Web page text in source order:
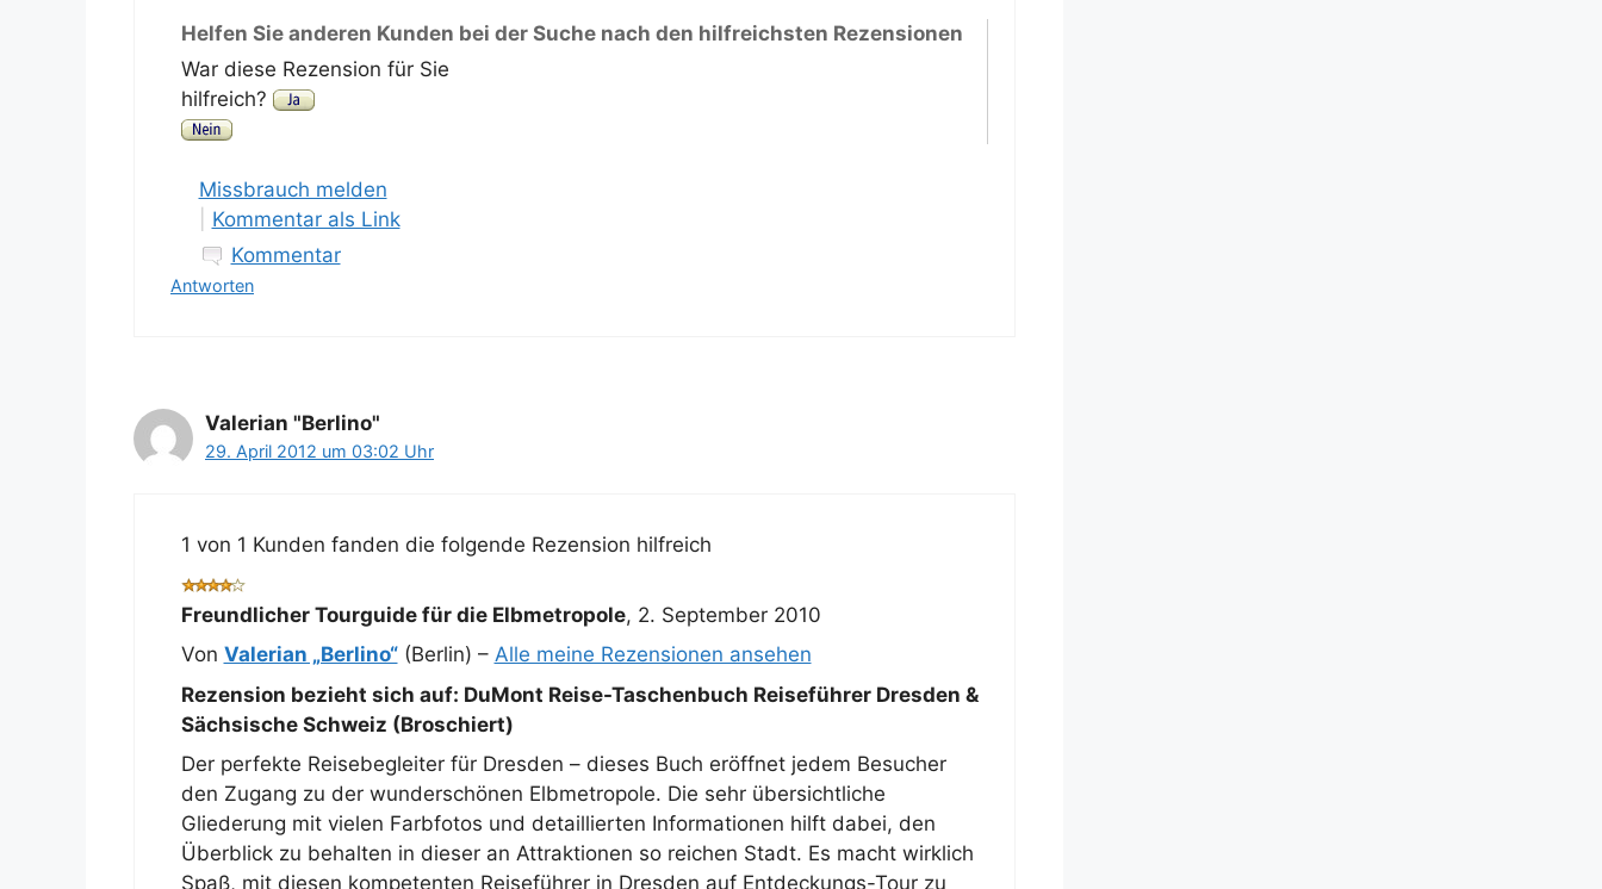
Helfen Sie anderen Kunden bei der Suche nach den hilfreichsten Rezensionen
War diese Rezension für Sie
hilfreich?
Missbrauch melden
Kommentar als Link
Kommentar
Antworten
Valerian "Berlino"
29. April 2012 um 03:02 Uhr
1 von 1 Kunden fanden die folgende Rezension hilfreich
Freundlicher Tourguide für die Elbmetropole, 2. September 2010
Von Valerian „Berlino“(Berlin) – Alle meine Rezensionen ansehen
Rezension bezieht sich auf: DuMont Reise-Taschenbuch Reiseführer Dresden &
Sächsische Schweiz (Broschiert)
Der perfekte Reisebegleiter für Dresden – dieses Buch eröffnet jedem Besucher
den Zugang zu der wunderschönen Elbmetropole. Die sehr übersichtliche
Gliederung mit vielen Farbfotos und detaillierten Informationen hilft dabei, den
Überblick zu behalten in dieser an Attraktionen so reichen Stadt. Es macht wirklich
Spaß, mit diesen kompetenten Reiseführer in Dresden auf Entdeckungs-Tour zu